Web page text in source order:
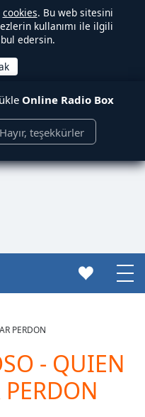
cookies. Bu web sitesini
kullanımı ile ilgili
edersin.
Online Radio Box
Hayır, teşekkürler
PERDON
- QUIEN